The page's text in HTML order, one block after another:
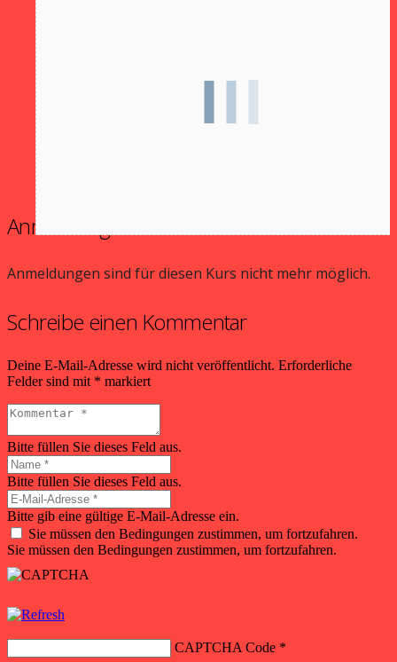
Anmeldung
Anmeldungen sind für diesen Kurs nicht mehr möglich.
Schreibe einen Kommentar
Deine E-Mail-Adresse wird nicht veröffentlicht. Erforderliche
Felder sind mit * markiert
Bitte füllen Sie dieses Feld aus.
Bitte füllen Sie dieses Feld aus.
Bitte gib eine gültige E-Mail-Adresse ein.
Sie müssen den Bedingungen zustimmen, um fortzufahren.
Sie müssen den Bedingungen zustimmen, um fortzufahren.
CAPTCHA Code *